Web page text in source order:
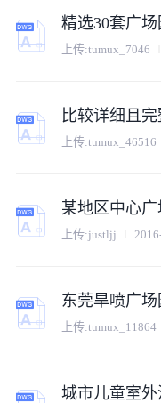
精选30套广
上传:tumux_7046
上传:tumux_46516
某地区中心
上传:justljj
东莞旱喷广
上传:tumux_11864
城市儿童室